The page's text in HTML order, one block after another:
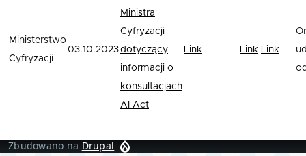
Ministerstwo
Cyfryzacji
03.10.2023
Ministra
Cyfryzacji
dotyczący
informacji o
konsultacjach
AI Act
Link Link Link
Zbudowano na Drupal